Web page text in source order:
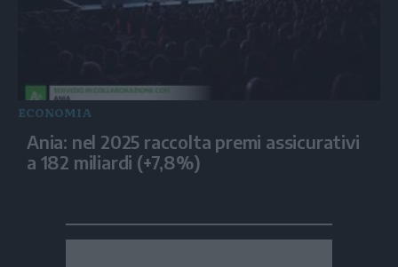
ECONOMIA
Ania: nel 2025 raccolta premi assicurativi
a 182 miliardi (+7,8%)